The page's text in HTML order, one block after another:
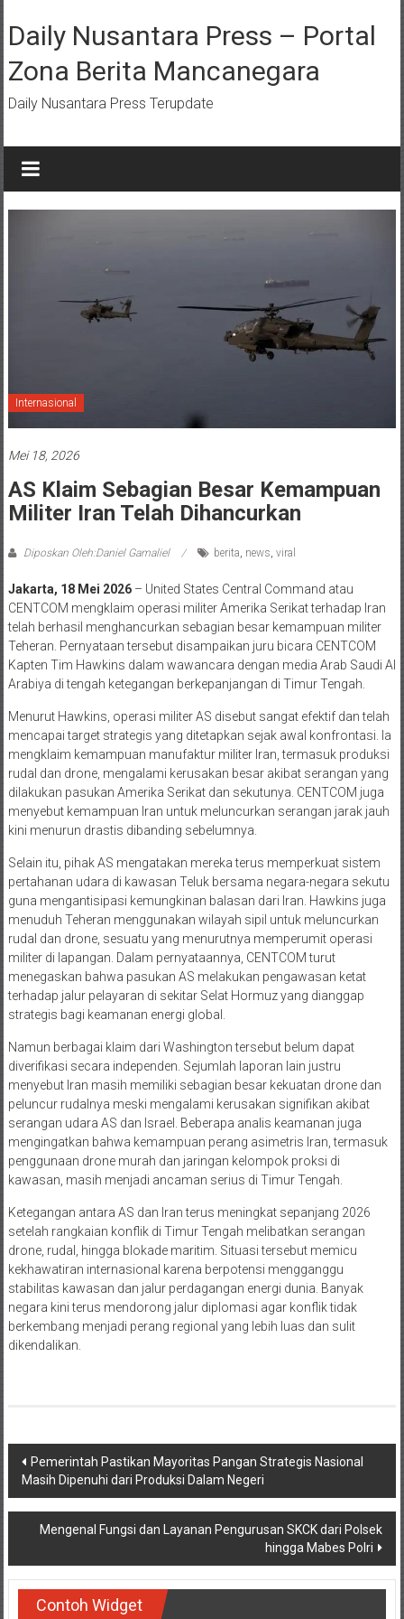
ke
konten
Daily Nusantara Press – Portal
Zona Berita Mancanegara
Daily Nusantara Press Terupdate
Internasional
Mei 18, 2026
AS Klaim Sebagian Besar Kemampuan
Militer Iran Telah Dihancurkan
Diposkan Oleh:Daniel Gamaliel berita, news, viral
Jakarta, 18 Mei 2026– United States Central Command atau
CENTCOM mengklaim operasi militer Amerika Serikat terhadap Iran
telah berhasil menghancurkan sebagian besar kemampuan militer
Teheran. Pernyataan tersebut disampaikan juru bicara CENTCOM
Kapten Tim Hawkins dalam wawancara dengan media Arab Saudi Al
Arabiya di tengah ketegangan berkepanjangan di Timur Tengah.
Menurut Hawkins, operasi militer AS disebut sangat efektif dan telah
mencapai target strategis yang ditetapkan sejak awal konfrontasi. Ia
mengklaim kemampuan manufaktur militer Iran, termasuk produksi
rudal dan drone, mengalami kerusakan besar akibat serangan yang
dilakukan pasukan Amerika Serikat dan sekutunya. CENTCOM juga
menyebut kemampuan Iran untuk meluncurkan serangan jarak jauh
kini menurun drastis dibanding sebelumnya.
Selain itu, pihak AS mengatakan mereka terus memperkuat sistem
pertahanan udara di kawasan Teluk bersama negara-negara sekutu
guna mengantisipasi kemungkinan balasan dari Iran. Hawkins juga
menuduh Teheran menggunakan wilayah sipil untuk meluncurkan
rudal dan drone, sesuatu yang menurutnya memperumit operasi
militer di lapangan. Dalam pernyataannya, CENTCOM turut
menegaskan bahwa pasukan AS melakukan pengawasan ketat
terhadap jalur pelayaran di sekitar Selat Hormuz yang dianggap
strategis bagi keamanan energi global.
Namun berbagai klaim dari Washington tersebut belum dapat
diverifikasi secara independen. Sejumlah laporan lain justru
menyebut Iran masih memiliki sebagian besar kekuatan drone dan
peluncur rudalnya meski mengalami kerusakan signifikan akibat
serangan udara AS dan Israel. Beberapa analis keamanan juga
mengingatkan bahwa kemampuan perang asimetris Iran, termasuk
penggunaan drone murah dan jaringan kelompok proksi di
kawasan, masih menjadi ancaman serius di Timur Tengah.
Ketegangan antara AS dan Iran terus meningkat sepanjang 2026
setelah rangkaian konflik di Timur Tengah melibatkan serangan
drone, rudal, hingga blokade maritim. Situasi tersebut memicu
kekhawatiran internasional karena berpotensi mengganggu
stabilitas kawasan dan jalur perdagangan energi dunia. Banyak
negara kini terus mendorong jalur diplomasi agar konflik tidak
berkembang menjadi perang regional yang lebih luas dan sulit
dikendalikan.
Navigasi
pos
Pemerintah Pastikan Mayoritas Pangan Strategis Nasional
Masih Dipenuhi dari Produksi Dalam Negeri
Mengenal Fungsi dan Layanan Pengurusan SKCK dari Polsek
hingga Mabes Polri
Contoh Widget